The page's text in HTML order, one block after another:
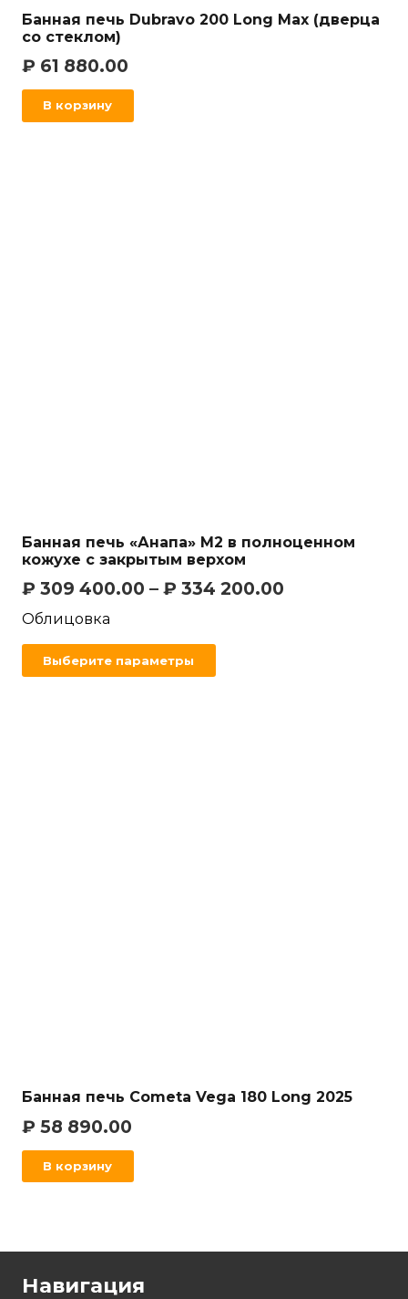
Банная печь Dubravo 200 Long Max (дверца
со стеклом)
₽ 61 880.00
В корзину
Банная печь «Анапа» М2 в полноценном
кожухе с закрытым верхом
₽ 309 400.00 – ₽ 334 200.00
Облицовка
Выберите параметры
Банная печь Cometa Vega 180 Long 2025
₽ 58 890.00
В корзину
Навигация